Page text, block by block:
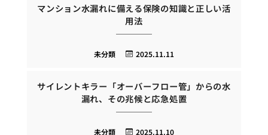
マンション水漏れに備える保険の知識と正しい活
用法
2025.11.11
未分類
サイレントキラー「オーバーフロー管」からの水
漏れ、その兆候と応急処置
2025.11.10
未分類